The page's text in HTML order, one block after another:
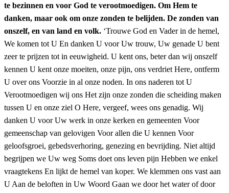
te bezinnen en voor God te verootmoedigen. Om Hem te
danken, maar ook om onze zonden te belijden. De zonden van
onszelf, en van land en volk. ‘Trouwe God en Vader in de hemel,
We komen tot U En danken U voor Uw trouw, Uw genade U bent
zeer te prijzen tot in eeuwigheid. U kent ons, beter dan wij onszelf
kennen U kent onze moeiten, onze pijn, ons verdriet Here, ontferm
U over ons Voorzie in al onze noden. In ons naderen tot U
Verootmoedigen wij ons Het zijn onze zonden die scheiding maken
tussen U en onze ziel O Here, vergeef, wees ons genadig. Wij
danken U voor Uw werk in onze kerken en gemeenten Voor
gemeenschap van gelovigen Voor allen die U kennen Voor
geloofsgroei, gebedsverhoring, genezing en bevrijding. Niet altijd
begrijpen we Uw weg Soms doet ons leven pijn Hebben we enkel
vraagtekens En lijkt de hemel van koper. We klemmen ons vast aan
U Aan de beloften in Uw Woord Gaan we door het water of door